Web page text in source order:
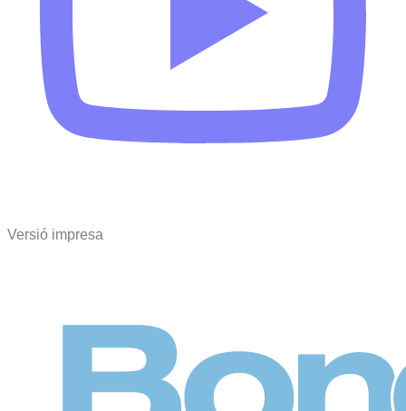
Versió impresa